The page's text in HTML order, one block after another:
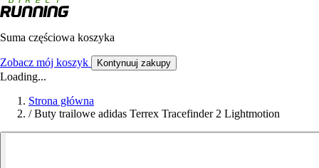
Suma częściowa koszyka
Zobacz mój koszyk Kontynuuj zakupy
Loading...
Strona główna
/ Buty trailowe adidas Terrex Tracefinder 2 Lightmotion